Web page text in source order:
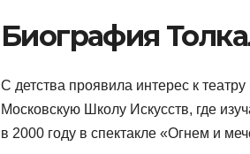
Биография
С детства проявила интерес к
Московскую Школу Искусств, где
в 2000 году в спектакле «Огнем и